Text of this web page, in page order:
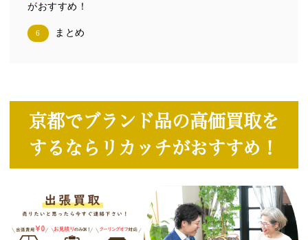
がおすすめ！
6 まとめ
京都でブランド品の高価買取を
するならリカッチがおすすめ！